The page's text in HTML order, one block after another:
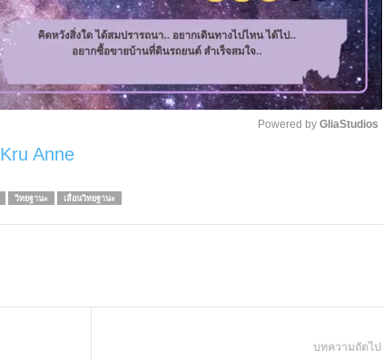
t
Powered by GliaStudios
Kru Anne
วิทยฐานะ เลื่อนวิทยฐานะ
บทความถัดไป